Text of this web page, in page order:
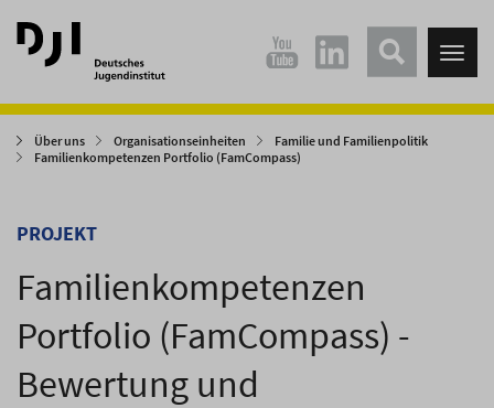
Direkt
zum
Hauptinhalt
Direkt
zum
Hauptmenü
Über uns Organisationseinheiten
Familie und Familienpolitik
Familienkompetenzen Portfolio (FamCompass)
PROJEKT
Familienkompetenzen
Portfolio (FamCompass) -
Bewertung und